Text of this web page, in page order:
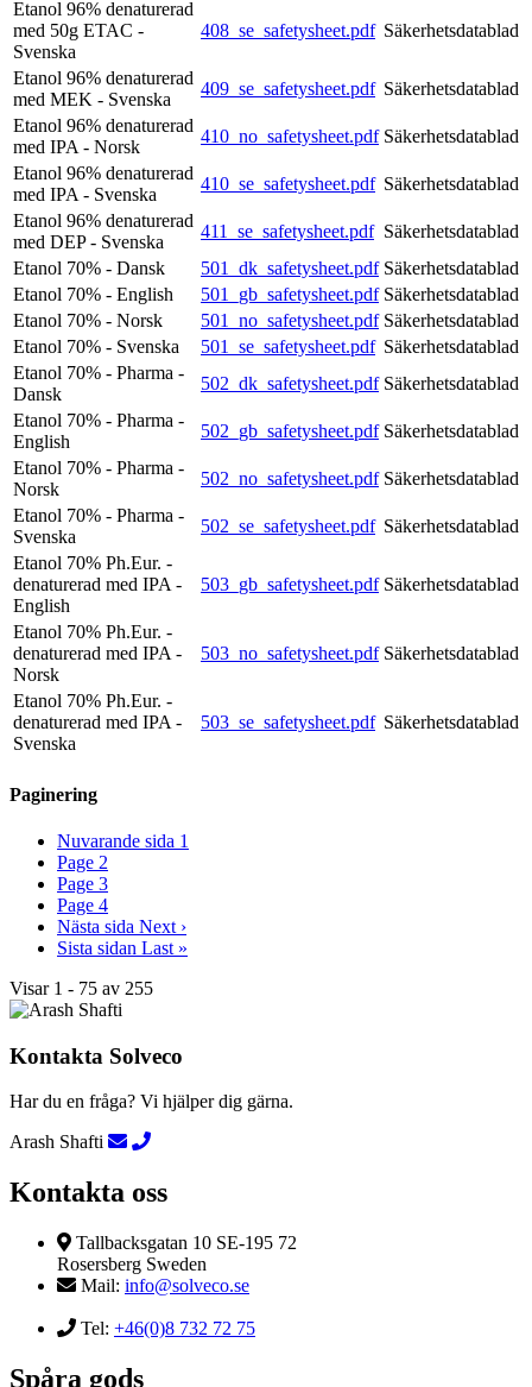
Etanol 96% denaturerad
med 50g ETAC -
Svenska
408_se_safetysheet.pdf Säkerhetsdatablad
Etanol 96% denaturerad
med MEK - Svenska
409_se_safetysheet.pdf Säkerhetsdatablad
Etanol 96% denaturerad
med IPA - Norsk
410_no_safetysheet.pdf Säkerhetsdatablad
Etanol 96% denaturerad
med IPA - Svenska
410_se_safetysheet.pdf Säkerhetsdatablad
Etanol 96% denaturerad
med DEP - Svenska
411_se_safetysheet.pdf Säkerhetsdatablad
Etanol 70% - Dansk
501_dk_safetysheet.pdf Säkerhetsdatablad
Etanol 70% - English
501_gb_safetysheet.pdf Säkerhetsdatablad
Etanol 70% - Norsk
501_no_safetysheet.pdf Säkerhetsdatablad
Etanol 70% - Svenska
501_se_safetysheet.pdf Säkerhetsdatablad
Etanol 70% - Pharma -
Dansk
502_dk_safetysheet.pdf Säkerhetsdatablad
Etanol 70% - Pharma -
English
502_gb_safetysheet.pdf Säkerhetsdatablad
Etanol 70% - Pharma -
Norsk
502_no_safetysheet.pdf Säkerhetsdatablad
Etanol 70% - Pharma -
Svenska
502_se_safetysheet.pdf Säkerhetsdatablad
Etanol 70% Ph.Eur. -
denaturerad med IPA -
English
503_gb_safetysheet.pdf Säkerhetsdatablad
Etanol 70% Ph.Eur. -
denaturerad med IPA -
Norsk
503_no_safetysheet.pdf Säkerhetsdatablad
Etanol 70% Ph.Eur. -
denaturerad med IPA -
Svenska
503_se_safetysheet.pdf Säkerhetsdatablad
Paginering
Nuvarande sida 1
Page 2
Page 3
Page 4
Nästa sida Next ›
Sista sidan Last »
Visar 1 - 75 av 255
Kontakta Solveco
Har du en fråga? Vi hjälper dig gärna.
Arash Shafti
Kontakta oss
Tallbacksgatan 10 SE-195 72
Rosersberg Sweden
Mail: info@solveco.se
Tel: +46(0)8 732 72 75
Spåra gods